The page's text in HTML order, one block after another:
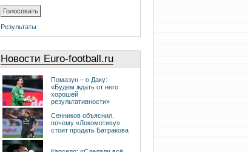
Результаты
Новости Euro-football.ru
Помазун – о Даку:
«Будем ждать от него
хорошей
результативности»
Сенников объяснил,
почему «Локомотиву»
стоит продать Батракова